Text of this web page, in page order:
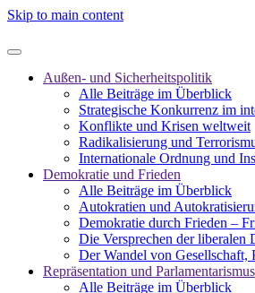
Skip to main content
Außen- und Sicherheitspolitik
Alle Beiträge im Überblick
Strategische Konkurrenz im
Konflikte und Krisen weltweit
Radikalisierung und
Internationale Ordnung und
Demokratie und Frieden
Alle Beiträge im Überblick
Autokratien und
Demokratie durch Frieden –
Die Versprechen der liberalen
Der Wandel von
Repräsentation und Parlamentarismus
Alle Beiträge im Überblick